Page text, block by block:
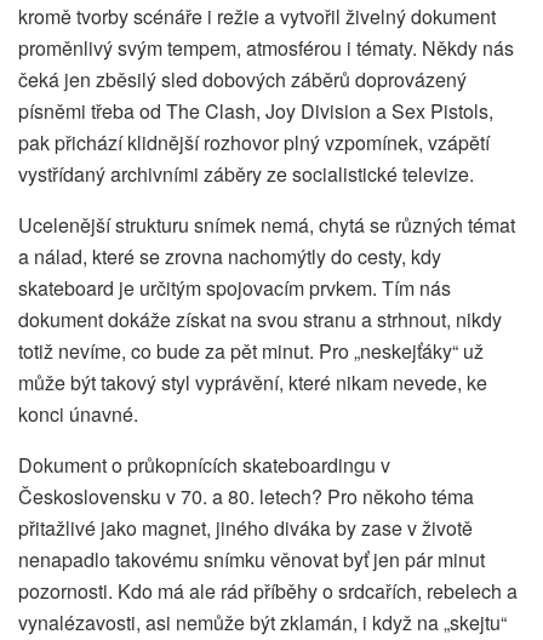
kromě tvorby scénáře i režie a vytvořil živelný dokument
proměnlivý svým tempem, atmosférou i tématy. Někdy nás
čeká jen zběsilý sled dobových záběrů doprovázený
písněmi třeba od The Clash, Joy Division a Sex Pistols,
pak přichází klidnější rozhovor plný vzpomínek, vzápětí
vystřídaný archivními záběry ze socialistické televize.
Ucelenější strukturu snímek nemá, chytá se různých témat
a nálad, které se zrovna nachomýtly do cesty, kdy
skateboard je určitým spojovacím prvkem. Tím nás
dokument dokáže získat na svou stranu a strhnout, nikdy
totiž nevíme, co bude za pět minut. Pro „neskejťáky“ už
může být takový styl vyprávění, které nikam nevede, ke
konci únavné.
Dokument o průkopnících skateboardingu v
Československu v 70. a 80. letech? Pro někoho téma
přitažlivé jako magnet, jiného diváka by zase v životě
nenapadlo takovému snímku věnovat byť jen pár minut
pozornosti. Kdo má ale rád příběhy o srdcařích, rebelech a
vynalézavosti, asi nemůže být zklamán, i když na „skejtu“